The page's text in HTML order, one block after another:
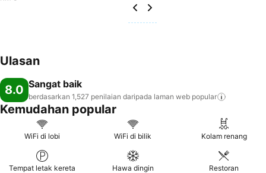
Ulasan
8.0 Sangat baik
berdasarkan 1,527 penilaian daripada laman web popular
Kemudahan popular
WiFi di lobi WiFi di bilik Kolam renang
Tempat letak kereta Hawa dingin Restoran